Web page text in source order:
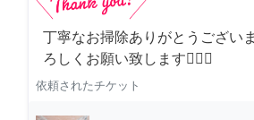
丁寧なお掃除ありがとうござい
ろしくお願い致します🙆‍♀️✨
依頼されたチケット